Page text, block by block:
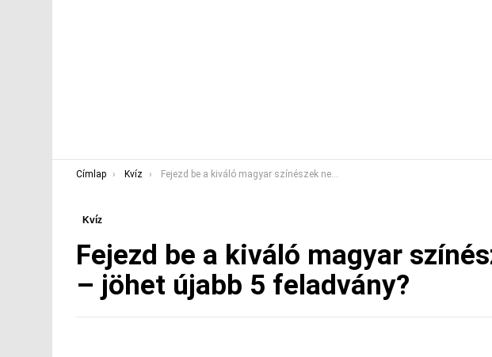
You are here:
Címlap Kvíz Fejezd be a kiváló magyar színészek nevét kvíz – jöhet újabb 5 feladvány?
Kvíz
Fejezd be a kiváló magyar
– jöhet újabb 5 feladvány?